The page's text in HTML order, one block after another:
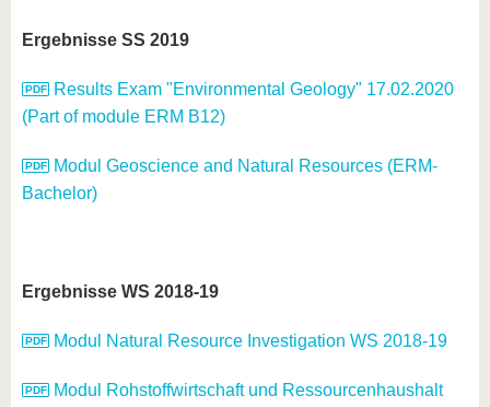
Ergebnisse SS 2019
Results Exam "Environmental Geology" 17.02.2020
(Part of module ERM B12)
Modul Geoscience and Natural Resources (ERM-
Bachelor)
Ergebnisse WS 2018-19
Modul Natural Resource Investigation WS 2018-19
Modul Rohstoffwirtschaft und Ressourcenhaushalt